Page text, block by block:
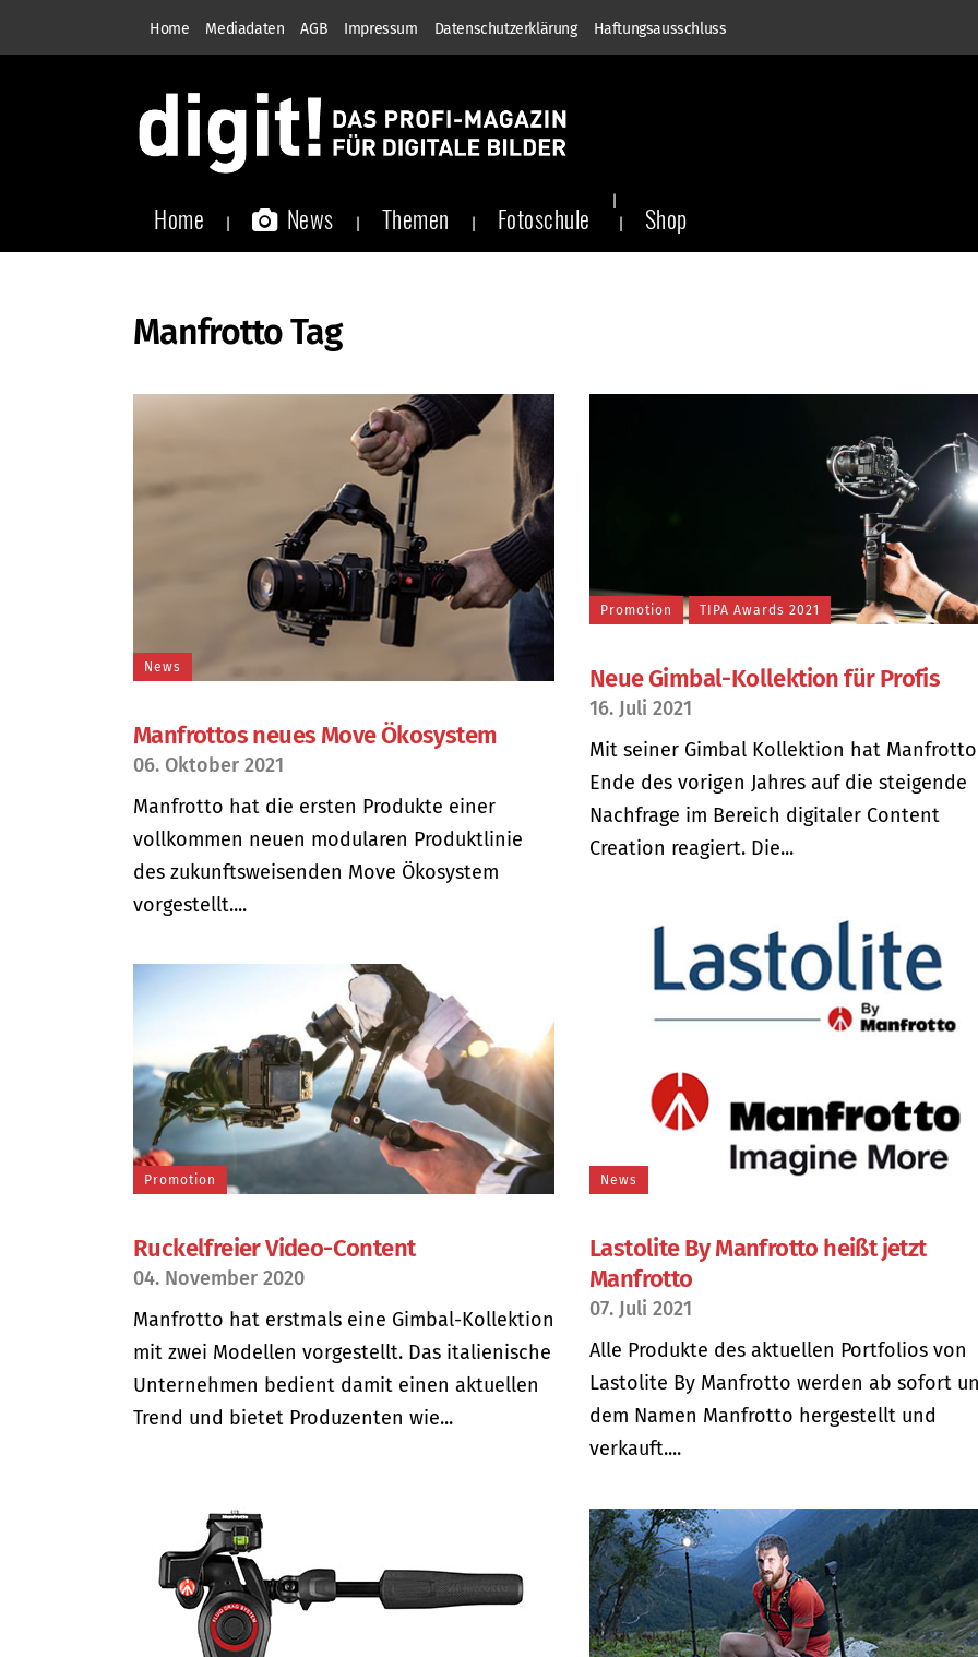
Home Mediadaten AGB Impressum Datenschutzerklärung Haftungsausschluss
Home News Themen Fotoschule Shop
Manfrotto Tag
News
Manfrottos neues Move Ökosystem
06. Oktober 2021
Manfrotto hat die ersten Produkte einer
vollkommen neuen modularen Produktlinie
des zukunftsweisenden Move Ökosystem
vorgestellt....
Promotion TIPA Awards 2021
Neue Gimbal-Kollektion für Profis
16. Juli 2021
Mit seiner Gimbal Kollektion hat Manfrotto
Ende des vorigen Jahres auf die steigende
Nachfrage im Bereich digitaler Content
Creation reagiert. Die...
News
Lastolite By Manfrotto heißt jetzt
Manfrotto
07. Juli 2021
Alle Produkte des aktuellen Portfolios von
Lastolite By Manfrotto werden ab sofort
dem Namen Manfrotto hergestellt und
verkauft....
Promotion
Ruckelfreier Video-Content
04. November 2020
Manfrotto hat erstmals eine Gimbal-Kollektion
mit zwei Modellen vorgestellt. Das italienische
Unternehmen bedient damit einen aktuellen
Trend und bietet Produzenten wie...